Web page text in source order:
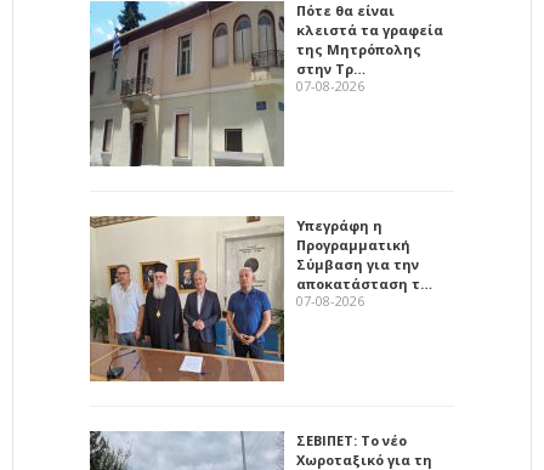
Πότε θα είναι
κλειστά τα γραφεία
της Μητρόπολης
στην Τρ…
07-08-2026
Υπεγράφη η
Προγραμματική
Σύμβαση για την
αποκατάσταση τ…
07-08-2026
ΣΕΒΙΠΕΤ: Το νέο
Χωροταξικό για τη